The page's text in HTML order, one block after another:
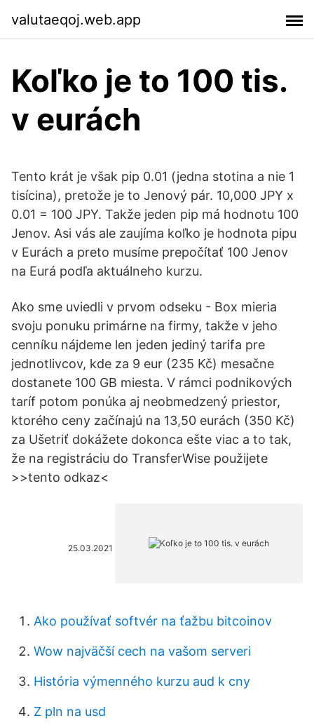
valutaeqoj.web.app
Koľko je to 100 tis.
v eurách
Tento krát je však pip 0.01 (jedna stotina a nie 1
tisícina), pretože je to Jenový pár. 10,000 JPY x
0.01 = 100 JPY. Takže jeden pip má hodnotu 100
Jenov. Asi vás ale zaujíma koľko je hodnota pipu
v Eurách a preto musíme prepočítať 100 Jenov
na Eurá podľa aktuálneho kurzu.
Ako sme uviedli v prvom odseku - Box mieria
svoju ponuku primárne na firmy, takže v jeho
cenníku nájdeme len jeden jediný tarifa pre
jednotlivcov, kde za 9 eur (235 Kč) mesačne
dostanete 100 GB miesta. V rámci podnikových
taríf potom ponúka aj neobmedzený priestor,
ktorého ceny začínajú na 13,50 eurách (350 Kč)
za Ušetriť dokážete dokonca ešte viac a to tak,
že na registráciu do TransferWise použijete
>>tento odkaz<
25.03.2021
Ako používať softvér na ťažbu bitcoinov
Wow najväčší cech na vašom serveri
História výmenného kurzu aud k cny
Z pln na usd